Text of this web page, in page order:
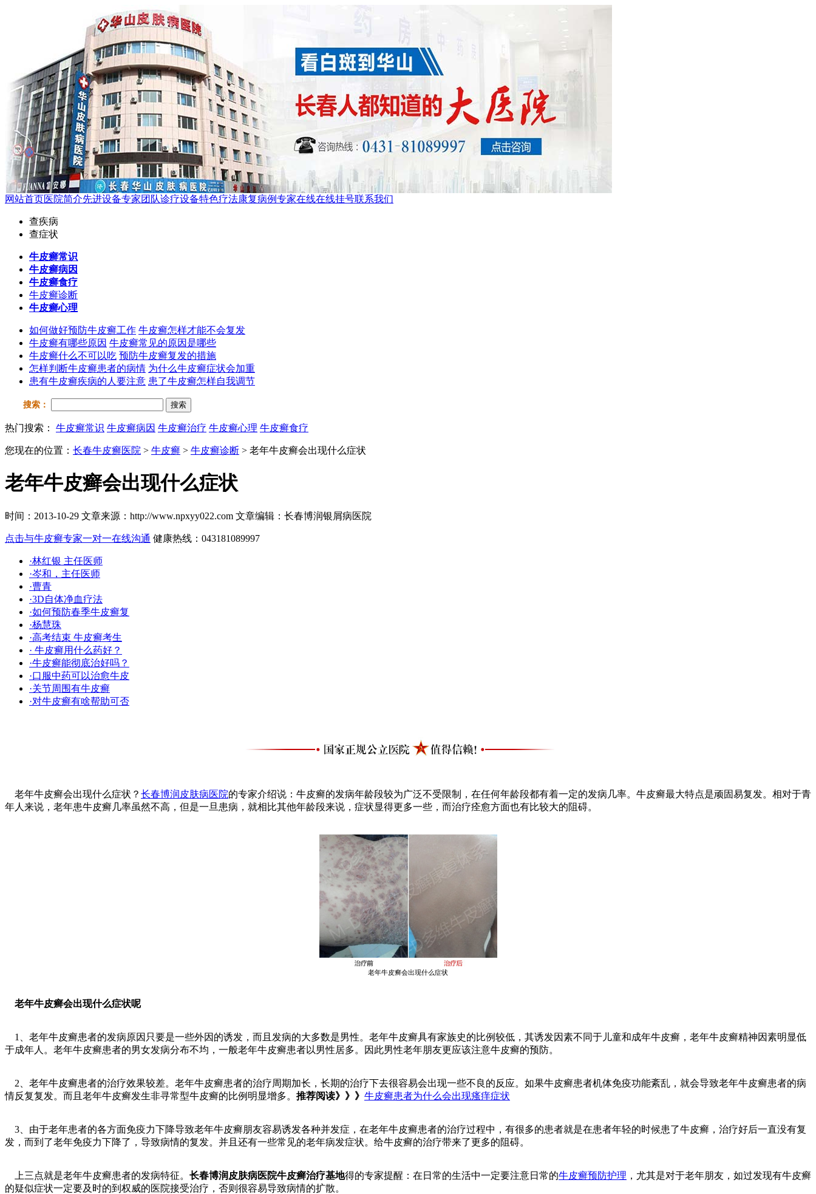
网站首页医院简介先进设备专家团队诊疗设备特色疗法康复病例专家在线在线挂号联系我们
查疾病
查症状
牛皮癣常识
牛皮癣病因
牛皮癣食疗
牛皮癣诊断
牛皮癣心理
如何做好预防牛皮癣工作 牛皮癣怎样才能不会复发
牛皮癣有哪些原因 牛皮癣常见的原因是哪些
牛皮癣什么不可以吃 预防牛皮癣复发的措施
怎样判断牛皮癣患者的病情 为什么牛皮癣症状会加重
患有牛皮癣疾病的人要注意 患了牛皮癣怎样自我调节
搜索： 搜索
热门搜索： 牛皮癣常识 牛皮癣病因 牛皮癣治疗 牛皮癣心理 牛皮癣食疗
您现在的位置： 长春牛皮癣医院 > 牛皮癣 > 牛皮癣诊断 > 老年牛皮癣会出现什么症状
老年牛皮癣会出现什么症状
时间：2013-10-29 文章来源：http://www.npxyy022.com 文章编辑：长春博润银屑病医院
点击与牛皮癣专家一对一在线沟通 健康热线：043181089997
·林红银 主任医师
·岑和，主任医师
·曹青
·3D自体净血疗法
·如何预防春季牛皮癣复
·杨慧珠
·高考结束 牛皮癣考生
· 牛皮癣用什么药好？
·牛皮癣能彻底治好吗？
·口服中药可以治愈牛皮
·关节周围有牛皮癣
·对牛皮癣有啥帮助可否
老年牛皮癣会出现什么症状？ 长春博润皮肤病医院的专家介绍说：牛皮癣的发病年龄段较为广泛不受限制，在任何年龄段都有着一定的发病几率。牛皮癣最大特点是顽固易复发。相对于青
年人来说，老年患牛皮癣几率虽然不高，但是一旦患病，就相比其他年龄段来说，症状显得更多一些，而治疗痊愈方面也有比较大的阻碍。
老年牛皮癣会出现什么症状
老年牛皮癣会出现什么症状呢
1、老年牛皮癣患者的发病原因只要是一些外因的诱发，而且发病的大多数是男性。老年牛皮癣具有家族史的比例较低，其诱发因素不同于儿童和成年牛皮癣，老年牛皮癣精神因素明显低
于成年人。老年牛皮癣患者的男女发病分布不均，一般老年牛皮癣患者以男性居多。因此男性老年朋友更应该注意牛皮癣的预防。
2、老年牛皮癣患者的治疗效果较差。老年牛皮癣患者的治疗周期加长，长期的治疗下去很容易会出现一些不良的反应。如果牛皮癣患者机体免疫功能紊乱，就会导致老年牛皮癣患者的病
情反复复发。而且老年牛皮癣发生非寻常型牛皮癣的比例明显增多。 推荐阅读》》》 牛皮癣患者为什么会出现瘙痒症状
3、由于老年患者的各方面免疫力下降导致老年牛皮癣朋友容易诱发各种并发症，在老年牛皮癣患者的治疗过程中，有很多的患者就是在患者年轻的时候患了牛皮癣，治疗好后一直没有复
发，而到了老年免疫力下降了，导致病情的复发。并且还有一些常见的老年病发症状。给牛皮癣的治疗带来了更多的阻碍。
上三点就是老年牛皮癣患者的发病特征。 长春博润皮肤病医院牛皮癣治疗基地得的专家提醒：在日常的生活中一定要注意日常的牛皮癣预防护理 ，尤其是对于老年朋友，如过发现有牛皮癣
的疑似症状一定要及时的到权威的医院接受治疗，否则很容易导致病情的扩散。